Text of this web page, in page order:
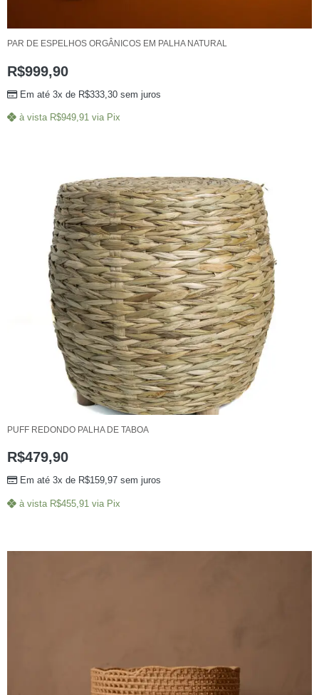
PAR DE ESPELHOS ORGÂNICOS EM PALHA NATURAL
R$999,90
Em até 3x de R$333,30 sem juros
à vista R$949,91 via Pix
PUFF REDONDO PALHA DE TABOA
R$479,90
Em até 3x de R$159,97 sem juros
à vista R$455,91 via Pix